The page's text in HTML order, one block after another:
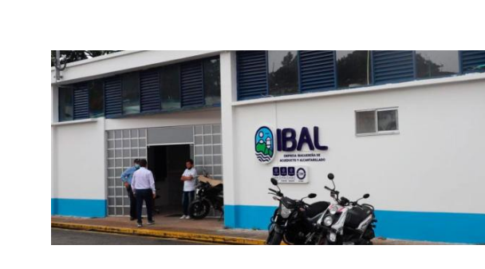
Contenido multimedia principal